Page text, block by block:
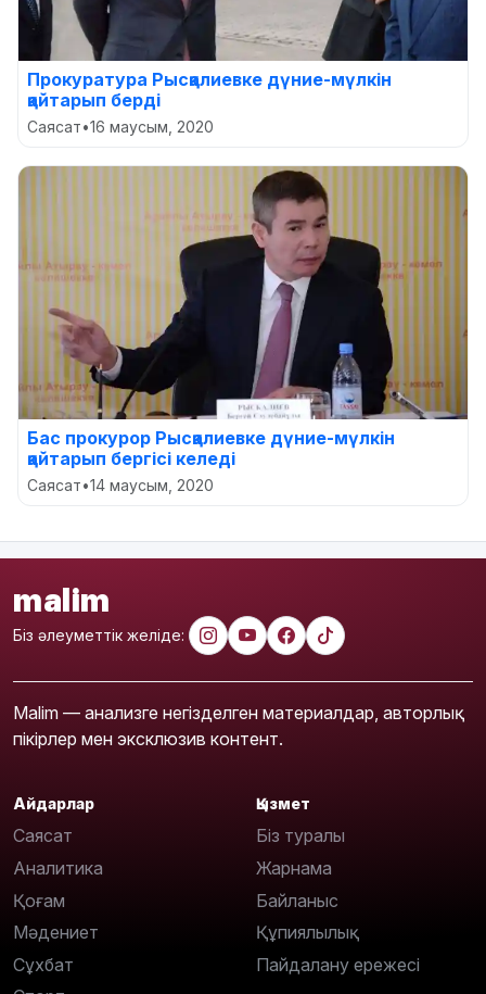
Прокуратура Рысқалиевке дүние-мүлкін
қайтарып берді
Саясат•16 маусым, 2020
Бас прокурор Рысқалиевке дүние-мүлкін
қайтарып бергісі келеді
Саясат•14 маусым, 2020
malim
Біз әлеуметтік желіде:
Malim — анализге негізделген материалдар, авторлық
пікірлер мен эксклюзив контент.
Айдарлар
Саясат
Аналитика
Қоғам
Мәдениет
Сұхбат
Қызмет
Біз туралы
Жарнама
Байланыс
Құпиялылық
Пайдалану ережесі